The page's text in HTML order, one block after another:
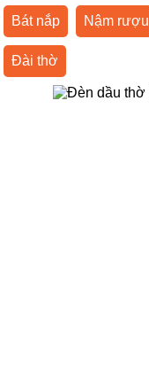
Bát nắp Nậm rượu
Đài thờ